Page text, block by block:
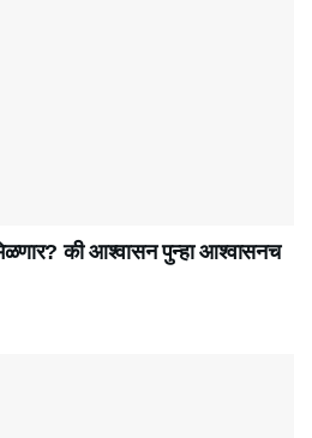
की आश्वासन पुन्हा आश्वासनच